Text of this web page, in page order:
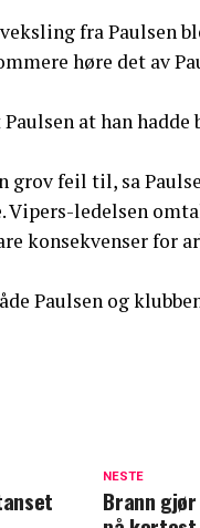
fra Paulsen
høre det av
at han
grov feil til, sa
ledelsen
konsekvenser for
Paulsen og
NESTE
Brann